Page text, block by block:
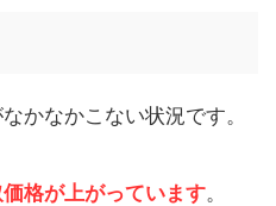
かなかこない状況です。
格が上がっています。